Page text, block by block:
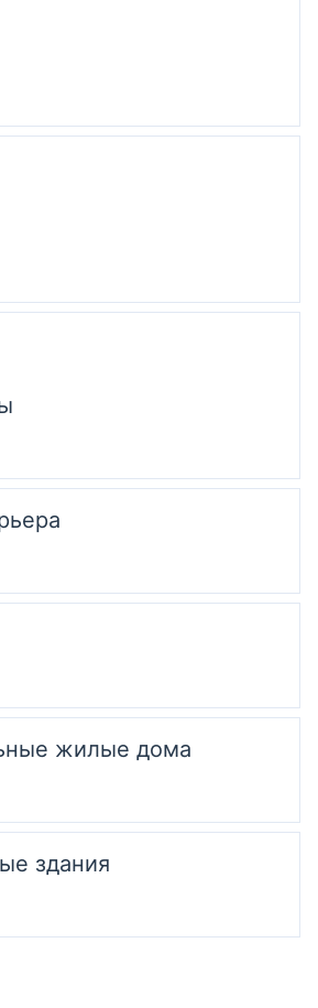
жилые дома
здания